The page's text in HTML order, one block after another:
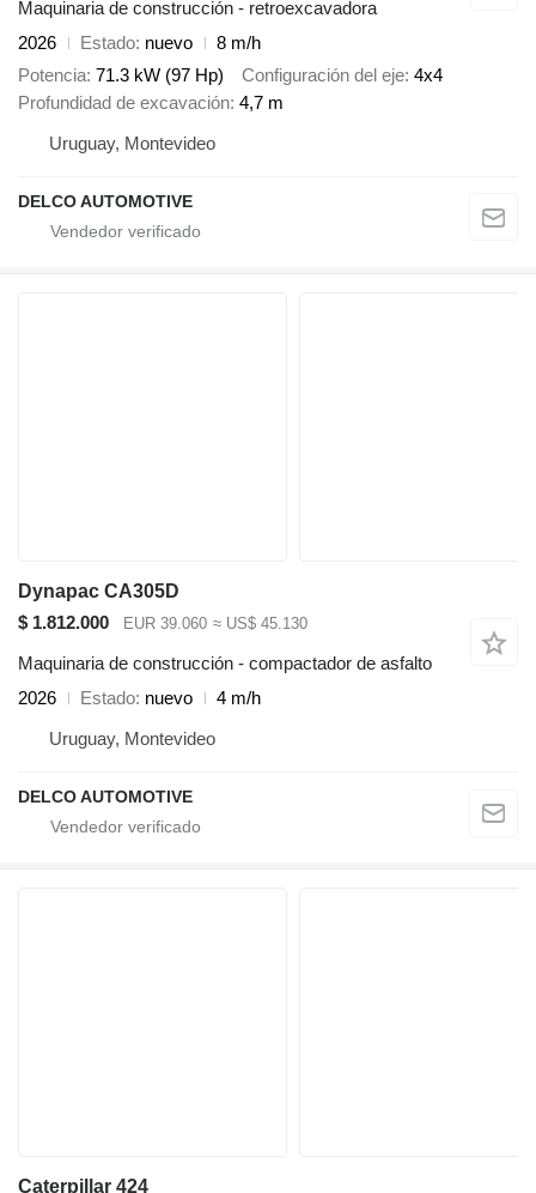
Maquinaria de construcción - retroexcavadora
2026
Estado nuevo
8 m/h
Potencia 71.3 kW (97 Hp) Configuración del eje 4x4
Profundidad de excavación 4,7 m
Uruguay, Montevideo
DELCO AUTOMOTIVE
Dynapac CA305D
$ 1.812.000
EUR 39.060 ≈ US$ 45.130
Maquinaria de construcción - compactador de asfalto
2026
Estado nuevo
4 m/h
Uruguay, Montevideo
DELCO AUTOMOTIVE
Caterpillar 424